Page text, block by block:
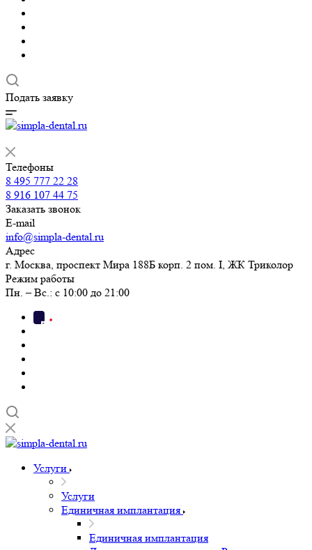
Подать заявку
Телефоны
8 495 777 22 28
8 916 107 44 75
Заказать звонок
E-mail
info@simpla-dental.ru
Адрес
г. Москва, проспект Мира 188Б корп. 2 пом. I, ЖК Триколор
Режим работы
Пн. – Вс.: с 10:00 до 21:00
Услуги
Услуги
Единичная имплантация
Единичная имплантация